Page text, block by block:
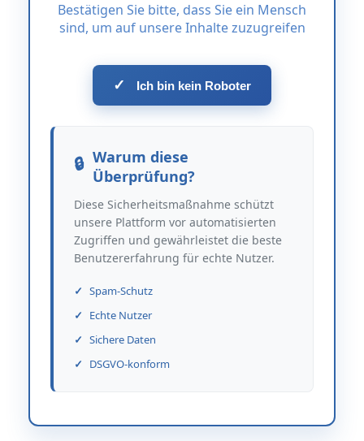
Bestätigen Sie bitte, dass Sie ein Mensch
sind, um auf unsere Inhalte zuzugreifen
✓ Ich bin kein Roboter
Warum diese
Überprüfung?
Diese Sicherheitsmaßnahme schützt
unsere Plattform vor automatisierten
Zugriffen und gewährleistet die beste
Benutzererfahrung für echte Nutzer.
Spam-Schutz
Echte Nutzer
Sichere Daten
DSGVO-konform